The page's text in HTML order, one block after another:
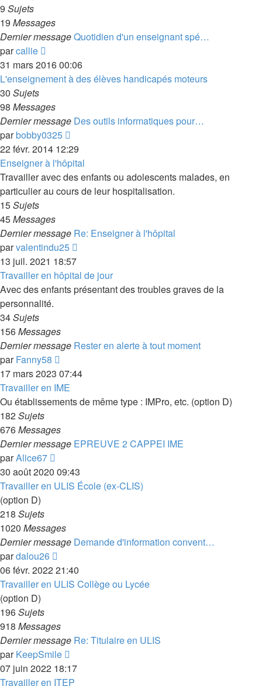
9 Sujets
19 Messages
Dernier messageQuotidien d'un enseignant spé…
parcallie
le
dernier
31 mars 2016 00:06
L'enseignement à des élèves handicapés moteurs
30 Sujets
98 Messages
Dernier message Des outils informatiques pour…
parbobby0325
le
dernier
message
22 févr. 2014 12:29
Enseigner à l'hôpital
Travailler avec des enfants ou adolescents malades, en
particulier au cours de leur hospitalisation.
15Sujets
45Messages
Dernier message Re: Enseigner à l'hôpital
parvalentindu25
dernier
message
13 juil. 2021 18:57
Travailler en hôpital de jour
Avec des enfants présentant des troubles graves de la
personnalité.
34Sujets
156Messages
Dernier message Rester en alerte à tout moment
parFanny58
le
dernier
message
17 mars 2023 07:44
Travailler en IME
Ou établissements de même type : IMPro, etc. (option D)
182Sujets
676Messages
Dernier message EPREUVE 2 CAPPEI IME
parAlice67
le
dernier
30 août 2020 09:43
Travailler en ULIS École (ex-CLIS)
(option D)
218 Sujets
1020 Messages
Dernier message Demande d'information convent…
pardalou26
le
dernier
06 févr. 2022 21:40
Travailler en ULIS Collège ou Lycée
(option D)
196Sujets
918 Messages
Dernier message Re: Titulaire en ULIS
parKeepSmile
le
dernier
07 juin 2022 18:17
Travailler en ITEP